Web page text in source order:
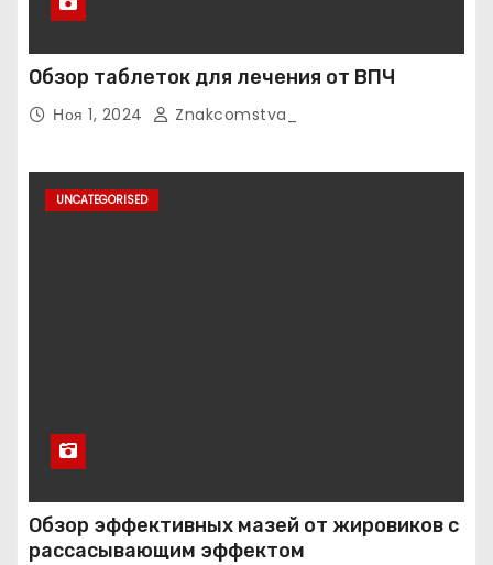
Обзор таблеток для лечения от ВПЧ
Ноя 1, 2024 Znakcomstva_
UNCATEGORISED
Обзор эффективных мазей от жировиков с
рассасывающим эффектом